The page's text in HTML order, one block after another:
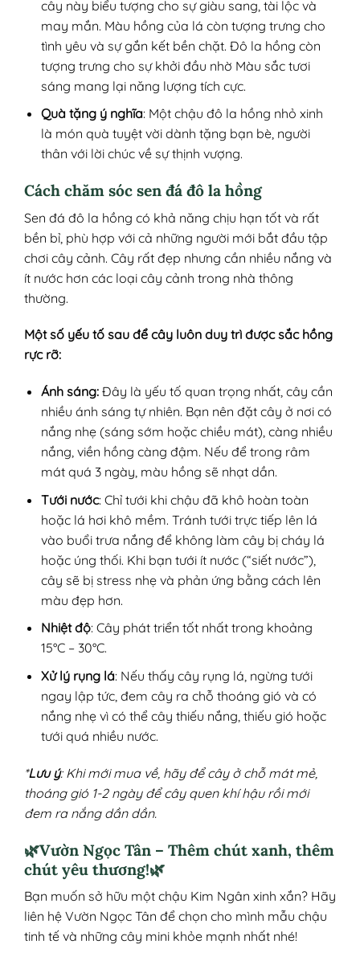
cây này biểu tượng cho sự giàu sang, tài lộc và
may mắn. Màu hồng của lá còn tượng trưng cho
tình yêu và sự gắn kết bền chặt. Đô la hồng còn
tượng trưng cho sự khởi đầu nhờ Màu sắc tươi
sáng mang lại năng lượng tích cực.
Quà tặng ý nghĩa: Một chậu đô la hồng nhỏ xinh
là món quà tuyệt vời dành tặng bạn bè, người
thân với lời chúc về sự thịnh vượng.
Cách chăm sóc sen đá đô la hồng
Sen đá đô la hồng có khả năng chịu hạn tốt và rất
bền bỉ, phù hợp với cả những người mới bắt đầu tập
chơi cây cảnh. Cây rất đẹp nhưng cần nhiều nắng và
ít nước hơn các loại cây cảnh trong nhà thông
thường.
Một số yếu tố sau để cây luôn duy trì được sắc hồng
rực rỡ:
Ánh sáng:Đây là yếu tố quan trọng nhất, cây cần
nhiều ánh sáng tự nhiên. Bạn nên đặt cây ở nơi có
nắng nhẹ (sáng sớm hoặc chiều mát), càng nhiều
nắng, viền hồng càng đậm. Nếu để trong râm
mát quá 3 ngày, màu hồng sẽ nhạt dần.
Tưới nước: Chỉ tưới khi chậu đã khô hoàn toàn
hoặc lá hơi khô mềm. Tránh tưới trực tiếp lên lá
vào buổi trưa nắng để không làm cây bị cháy lá
hoặc úng thối. Khi bạn tưới ít nước (“siết nước”),
cây sẽ bị stress nhẹ và phản ứng bằng cách lên
màu đẹp hơn.
Nhiệt độ: Cây phát triển tốt nhất trong khoảng
15°C – 30°C.
Xử lý rụng lá: Nếu thấy cây rụng lá, ngừng tưới
ngay lập tức, đem cây ra chỗ thoáng gió và có
nắng nhẹ vì có thể cây thiếu nắng, thiếu gió hoặc
tưới quá nhiều nước.
*Lưu ý: Khi mới mua về, hãy để cây ở chỗ mát mẻ,
thoáng gió 1-2 ngày để cây quen khí hậu rồi mới
đem ra nắng dần dần.
🌿Vườn Ngọc Tân – Thêm chút xanh, thêm
chút yêu thương!🌿
Bạn muốn sở hữu một chậu Kim Ngân xinh xắn? Hãy
liên hệ Vườn Ngọc Tân để chọn cho mình mẫu chậu
tinh tế và những cây mini khỏe mạnh nhất nhé!